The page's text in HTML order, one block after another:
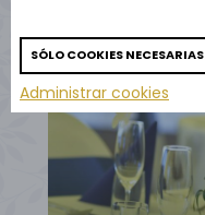
SÓLO COOKIES NECESARIAS
Administrar cookies